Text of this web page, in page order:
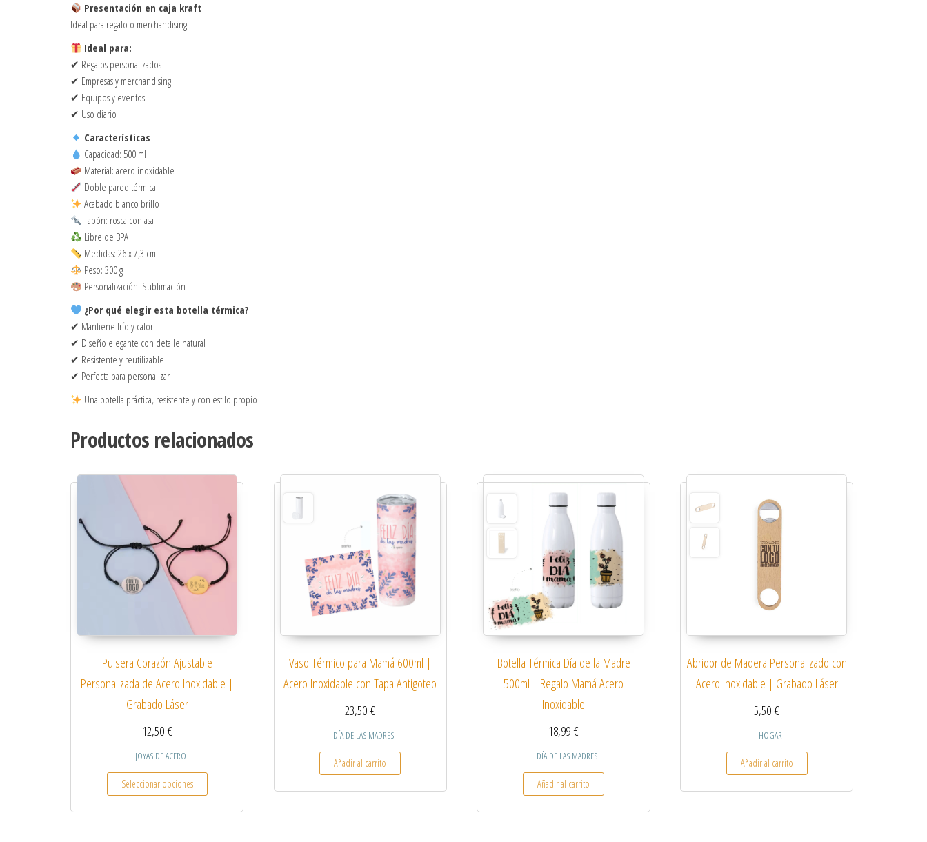
Presentación en caja kraft
Ideal para regalo o merchandising
Ideal para:
✔ Regalos personalizados
✔ Empresas y merchandising
✔ Equipos y eventos
✔ Uso diario
Características
Capacidad: 500 ml
Material: acero inoxidable
Doble pared térmica
Acabado blanco brillo
Tapón: rosca con asa
Libre de BPA
Medidas: 26 x 7,3 cm
Peso: 300 g
Personalización: Sublimación
¿Por qué elegir esta botella térmica?
✔ Mantiene frío y calor
✔ Diseño elegante con detalle natural
✔ Resistente y reutilizable
✔ Perfecta para personalizar
Una botella práctica, resistente y con estilo propio
Productos relacionados
Pulsera Corazón Ajustable
Personalizada de Acero Inoxidable |
Grabado Láser
12,50€
JOYAS DE ACERO
Seleccionar opciones
Este producto tiene múltiples variantes. Las opciones se pueden elegir en la página de producto
Vaso Térmico para Mamá 600ml |
Acero Inoxidable con Tapa Antigoteo
23,50€
DÍA DE LAS MADRES
Añadir al carrito
Botella Térmica Día de la Madre
500ml | Regalo Mamá Acero
Inoxidable
18,99€
DÍA DE LAS MADRES
Añadir al carrito
Abridor de Madera Personalizado con
Acero Inoxidable | Grabado Láser
5,50€
HOGAR
Añadir al carrito